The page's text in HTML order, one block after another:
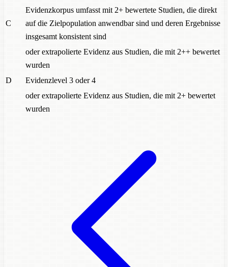
C
Evidenzkorpus umfasst mit 2+ bewertete Studien, die direkt
auf die Zielpopulation anwendbar sind und deren Ergebnisse
insgesamt konsistent sind
oder extrapolierte Evidenz aus Studien, die mit 2++ bewertet
wurden
D
Evidenzlevel 3 oder 4
oder extrapolierte Evidenz aus Studien, die mit 2+ bewertet
wurden